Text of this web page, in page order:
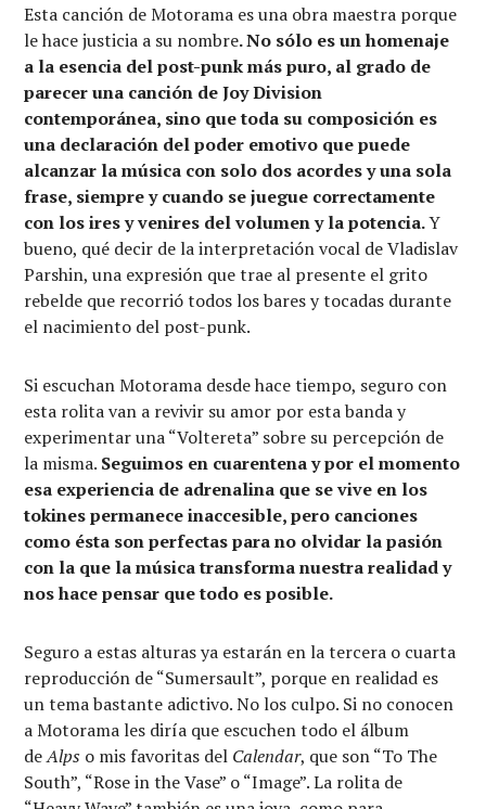
Esta canción de Motorama es una obra maestra porque
le hace justicia a su nombre. No sólo es un homenaje
a la esencia del post-punk más puro, al grado de
parecer una canción de Joy Division
contemporánea, sino que toda su composición es
una declaración del poder emotivo que puede
alcanzar la música con solo dos acordes y una sola
frase, siempre y cuando se juegue correctamente
con los ires y venires del volumen y la potencia.Y
bueno, qué decir de la interpretación vocal de Vladislav
Parshin, una expresión que trae al presente el grito
rebelde que recorrió todos los bares y tocadas durante
el nacimiento del post-punk.
Si escuchan Motorama desde hace tiempo, seguro con
esta rolita van a revivir su amor por esta banda y
experimentar una “Voltereta” sobre su percepción de
la misma. Seguimos en cuarentena y por el momento
esa experiencia de adrenalina que se vive en los
tokines permanece inaccesible, pero canciones
como ésta son perfectas para no olvidar la pasión
con la que la música transforma nuestra realidad y
nos hace pensar que todo es posible.
Seguro a estas alturas ya estarán en la tercera o cuarta
reproducción de “Sumersault”, porque en realidad es
un tema bastante adictivo. No los culpo. Si no conocen
a Motorama les diría que escuchen todo el álbum
deAlps o mis favoritas del Calendar, que son “To The
South”, “Rose in the Vase” o “Image”. La rolita de